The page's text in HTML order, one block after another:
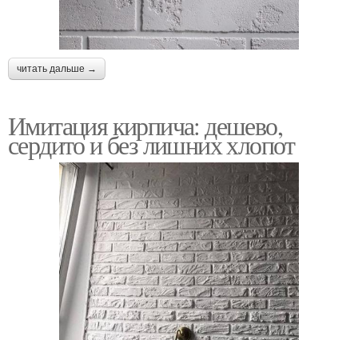
читать дальше →
Имитация кирпича: дешево,
сердито и без лишних хлопот